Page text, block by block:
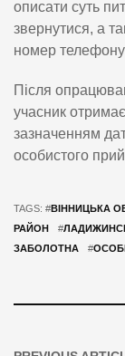
описати суть
звернутися, а
номер телефону
Після
учасник
зазначенням
особистого
TAGS: #ВІННИЦЬКА
РАЙОН
#
ЗАБОЛОТНА
#